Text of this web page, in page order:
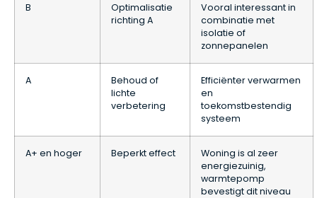
B
Optimalisatie
richting A
Vooral interessant in
combinatie met
isolatie of
zonnepanelen
A
Behoud of
lichte
verbetering
Efficiënter verwarmen
en
toekomstbestendig
systeem
A+ en hoger Beperkt effect
Woning is al zeer
energiezuinig,
warmtepomp
bevestigt dit niveau